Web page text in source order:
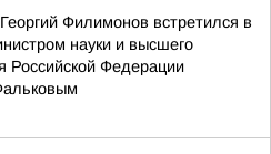
Филимонов встретился в
науки и высшего
Российской Федерации